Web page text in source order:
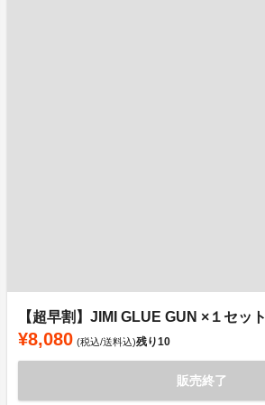
【超早割】JIMI GLUE GUN ×１セット
¥8,080 (税込/送料込)残り10
販売終了